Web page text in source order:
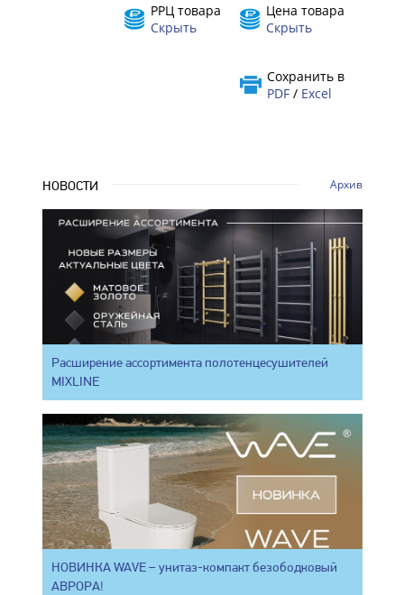
Цена товара
Скрыть
РРЦ товара
Скрыть
Сохранить в
PDF/ Excel
НОВОСТИ Архив
Расширение ассортимента полотенцесушителей
MIXLINE
НОВИНКА WAVE – унитаз-компакт безободковый
АВРОРА!